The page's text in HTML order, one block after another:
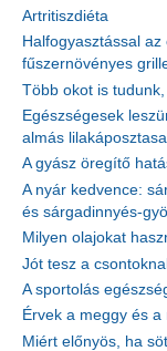
Artritiszdiéta
Halfogyasztással
fűszernövényes
Több okot is
Egészségesek
almás
A gyász öregítő
A nyár kedvence:
és sárgadinnyés-
Milyen olajokat
Jót tesz a
A sportolás
Érvek a meggy és
Miért előnyös, ha